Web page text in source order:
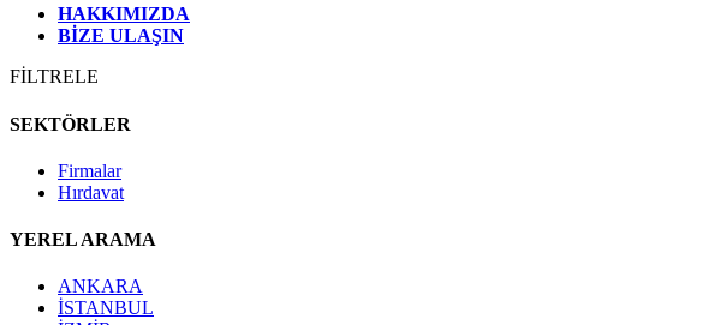
FİLTRELE
SEKTÖRLER
Firmalar
YEREL ARAMA
ANKARA
İZMİR
BURSA